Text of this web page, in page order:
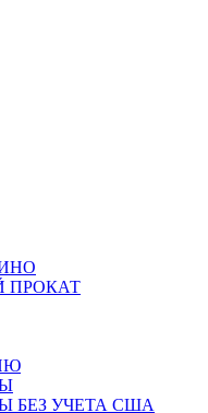
ПРОКАТ
БЕЗ УЧЕТА США